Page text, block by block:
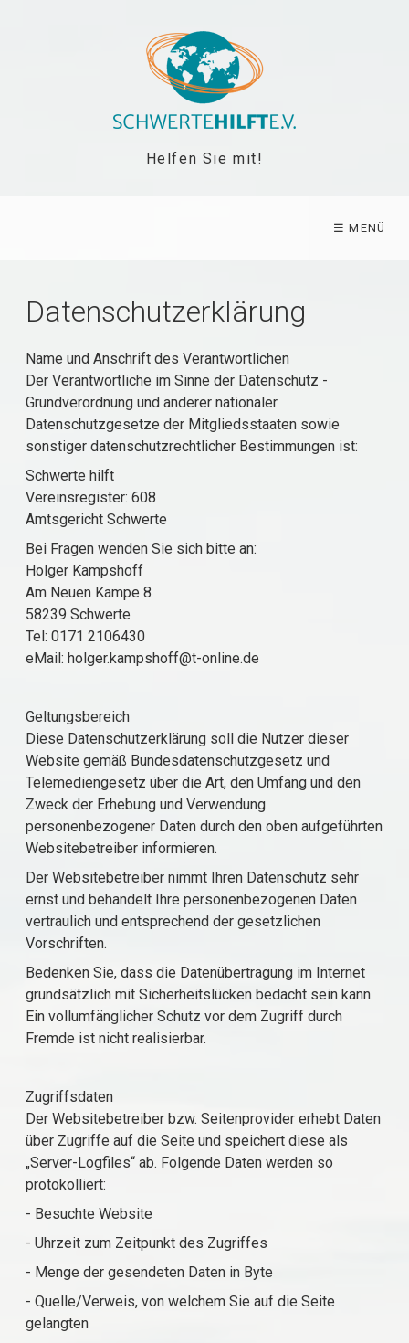
Helfen Sie mit!
☰ MENÜ
Datenschutzerklärung
Name und Anschrift des Verantwortlichen
Der Verantwortliche im Sinne der Datenschutz -
Grundverordnung und anderer nationaler
Datenschutzgesetze der Mitgliedsstaaten sowie
sonstiger datenschutzrechtlicher Bestimmungen ist:
Schwerte hilft
Vereinsregister: 608
Amtsgericht Schwerte
Bei Fragen wenden Sie sich bitte an:
Holger Kampshoff
Am Neuen Kampe 8
58239 Schwerte
Tel: 0171 2106430
eMail: holger.kampshoff@t-online.de
Geltungsbereich
Diese Datenschutzerklärung soll die Nutzer dieser
Website gemäß Bundesdatenschutzgesetz und
Telemediengesetz über die Art, den Umfang und den
Zweck der Erhebung und Verwendung
personenbezogener Daten durch den oben aufgeführten
Websitebetreiber informieren.
Der Websitebetreiber nimmt Ihren Datenschutz sehr
ernst und behandelt Ihre personenbezogenen Daten
vertraulich und entsprechend der gesetzlichen
Vorschriften.
Bedenken Sie, dass die Datenübertragung im Internet
grundsätzlich mit Sicherheitslücken bedacht sein kann.
Ein vollumfänglicher Schutz vor dem Zugriff durch
Fremde ist nicht realisierbar.
Zugriffsdaten
Der Websitebetreiber bzw. Seitenprovider erhebt Daten
über Zugriffe auf die Seite und speichert diese als
„Server-Logfiles“ ab. Folgende Daten werden so
protokolliert:
- Besuchte Website
- Uhrzeit zum Zeitpunkt des Zugriffes
- Menge der gesendeten Daten in Byte
- Quelle/Verweis, von welchem Sie auf die Seite
gelangten